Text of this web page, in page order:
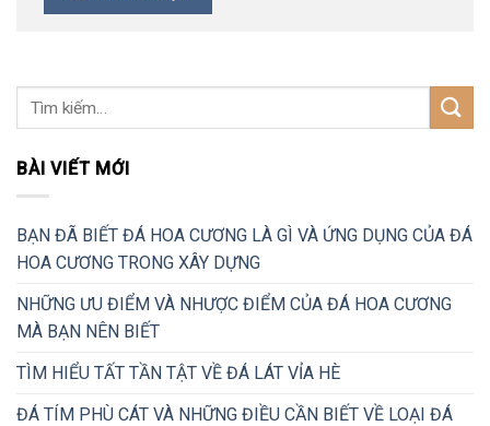
BÀI VIẾT MỚI
BẠN ĐÃ BIẾT ĐÁ HOA CƯƠNG LÀ GÌ VÀ ỨNG DỤNG CỦA ĐÁ
HOA CƯƠNG TRONG XÂY DỰNG
NHỮNG ƯU ĐIỂM VÀ NHƯỢC ĐIỂM CỦA ĐÁ HOA CƯƠNG
MÀ BẠN NÊN BIẾT
TÌM HIỂU TẤT TẦN TẬT VỀ ĐÁ LÁT VỈA HÈ
ĐÁ TÍM PHÙ CÁT VÀ NHỮNG ĐIỀU CẦN BIẾT VỀ LOẠI ĐÁ